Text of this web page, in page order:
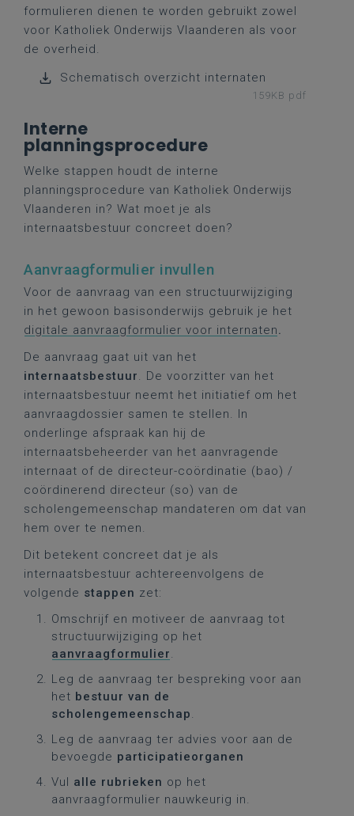
formulieren dienen te worden gebruikt zowel
voor Katholiek Onderwijs Vlaanderen als voor
de overheid.
Schematisch overzicht internaten
159KB pdf
Interne
planningsprocedure
Welke stappen houdt de interne
planningsprocedure van Katholiek Onderwijs
Vlaanderen in? Wat moet je als
internaatsbestuur concreet doen?
Aanvraagformulier invullen
Voor de aanvraag van een structuurwijziging
in het gewoon basisonderwijs gebruik je het
digitale aanvraagformulier voor internaten.
De aanvraag gaat uit van het
internaatsbestuur. De voorzitter van het
internaatsbestuur neemt het initiatief om het
aanvraagdossier samen te stellen. In
onderlinge afspraak kan hij de
internaatsbeheerder van het aanvragende
internaat of de directeur-coördinatie (bao) /
coördinerend directeur (so) van de
scholengemeenschap mandateren om dat van
hem over te nemen.
Dit betekent concreet dat je als
internaatsbestuur achtereenvolgens de
volgende stappen zet:
Omschrijf en motiveer de aanvraag tot
structuurwijziging op het
aanvraagformulier.
Leg de aanvraag ter bespreking voor aan
het bestuur van de
scholengemeenschap.
Leg de aanvraag ter advies voor aan de
bevoegde participatieorganen
Vul alle rubrieken op het
aanvraagformulier nauwkeurig in.